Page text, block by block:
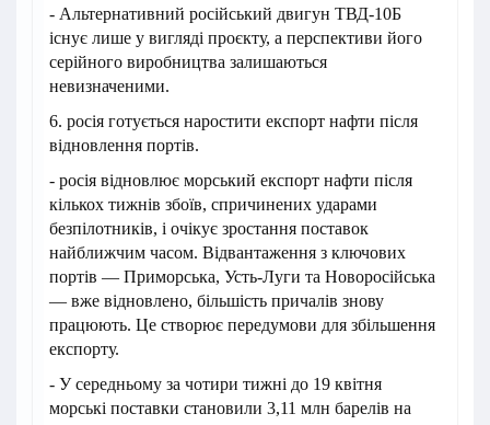
- Альтернативний російський двигун ТВД-10Б
існує лише у вигляді проєкту, а перспективи його
серійного виробництва залишаються
невизначеними.
6. росія готується наростити експорт нафти після
відновлення портів.
- росія відновлює морський експорт нафти після
кількох тижнів збоїв, спричинених ударами
безпілотників, і очікує зростання поставок
найближчим часом. Відвантаження з ключових
портів — Приморська, Усть-Луги та Новоросійська
— вже відновлено, більшість причалів знову
працюють. Це створює передумови для збільшення
експорту.
- У середньому за чотири тижні до 19 квітня
морські поставки становили 3,11 млн барелів на